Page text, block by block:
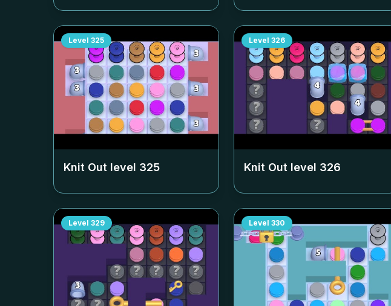
Level 325
Knit Out level 325
Level 326
Knit Out level 326
Level 329 Level 330